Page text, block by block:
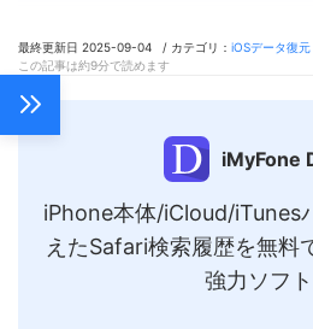
最終更新日 2025-09-04 / カテゴリ： iOSデータ復
この記事は約9分で読めます
iMyFone
iPhone本体/iCloud/iTunes
えたSafari検索履歴を無料
強力ソフト